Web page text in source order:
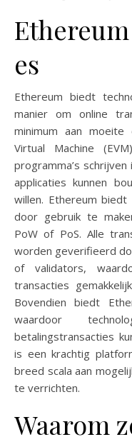
es
Ethereum biedt
manier om online
minimum aan
Virtual Machine
programma’s
applicaties kunnen
willen. Ethereum
door gebruik te
PoW of PoS. Alle
worden geverifieerd
of validators,
transacties
Bovendien biedt
waardoor
betalingstransacties
is een krachtig
breed scala aan
te verrichten.
Waarom